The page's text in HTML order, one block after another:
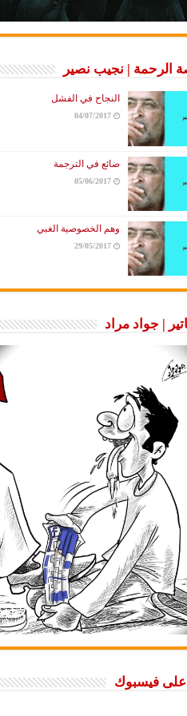
الرحمة | نجيب نصير
النجاح في الفشل
04/07/2017
ضائع في الترجمة
05/06/2017
وهم الخصوصية الغبي
29/05/2017
| جواد مراد
على فيسبوك